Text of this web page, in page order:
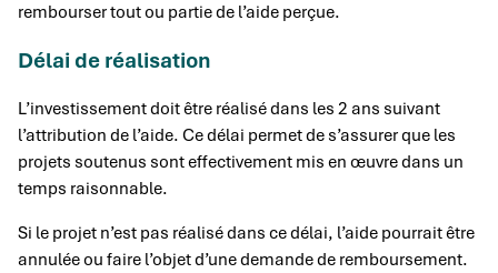
rembourser tout ou partie de l’aide perçue.
Délai de réalisation
L’investissement doit être réalisé dans les 2 ans suivant
l’attribution de l’aide. Ce délai permet de s’assurer que les
projets soutenus sont effectivement mis en œuvre dans un
temps raisonnable.
Si le projet n’est pas réalisé dans ce délai, l’aide pourrait être
annulée ou faire l’objet d’une demande de remboursement.